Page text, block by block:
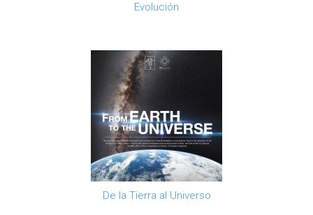
Evolución
De la Tierra al Universo